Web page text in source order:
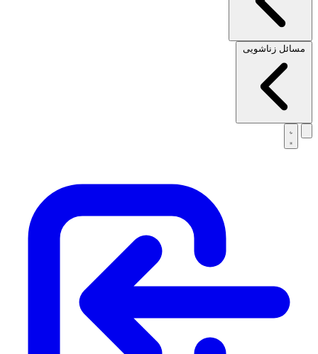
مسائل زناشویی